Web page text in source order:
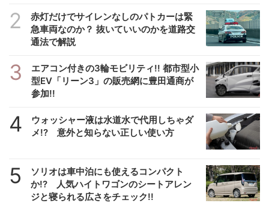
2
赤灯だけでサイレンなしのパトカーは緊
急車両なのか？ 抜いていいのかを道路交
通法で解説
3
エアコン付きの3輪モビリティ!! 都市型小
型EV「リーン3」の販売網に豊田通商が
参加!!
4
ウォッシャー液は水道水で代用しちゃダ
メ!? 意外と知らない正しい使い方
5
ソリオは車中泊にも使えるコンパクト
か!? 人気ハイトワゴンのシートアレン
ジと寝られる広さをチェック!!